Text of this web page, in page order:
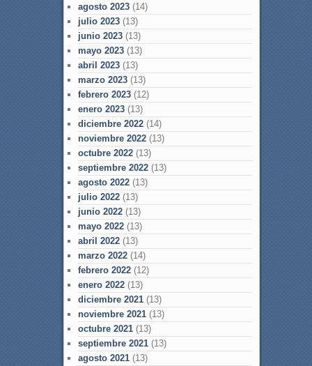
agosto 2023(14)
julio 2023(13)
junio 2023(13)
mayo 2023(13)
abril 2023(13)
marzo 2023(13)
febrero 2023(12)
enero 2023(13)
diciembre 2022(14)
noviembre 2022(13)
octubre 2022(13)
septiembre 2022(13)
agosto 2022(13)
julio 2022(13)
junio 2022(13)
mayo 2022(13)
abril 2022(13)
marzo 2022(14)
febrero 2022(12)
enero 2022(13)
diciembre 2021(13)
noviembre 2021(13)
octubre 2021(13)
septiembre 2021(13)
agosto 2021(13)